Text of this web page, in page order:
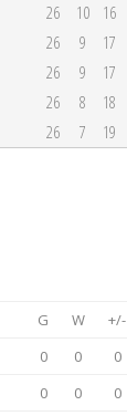
26 10 16
26 9 17
26 9 17
26 8 18
26 7 19
G W +/-
0 0 0
0 0 0